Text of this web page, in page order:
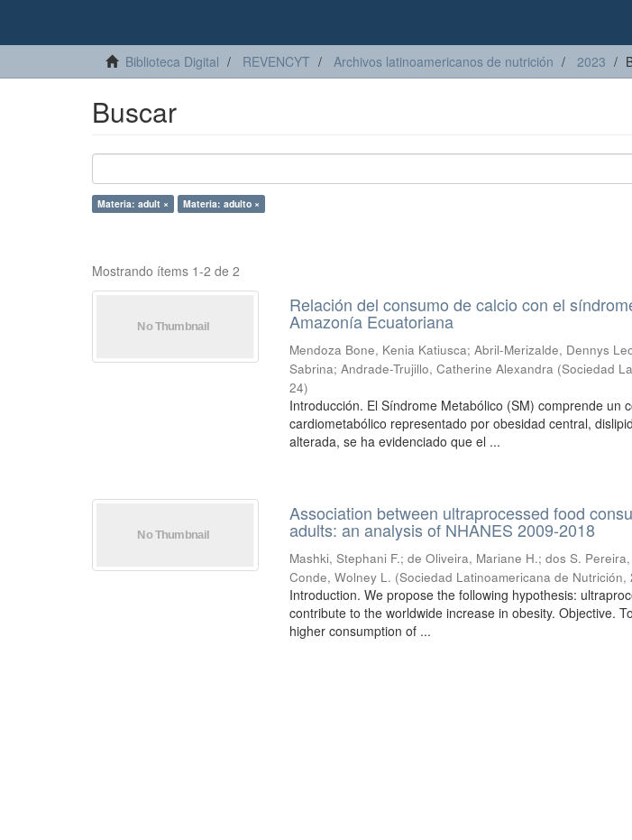
Biblioteca Digital REVENCYT Archivos latinoamericanos de nutrición 2023
Buscar
Materia: adult × Materia: adulto ×
Mostrando ítems 1-2 de 2
Relación del consumo de calcio con el
Amazonía Ecuatoriana
Mendoza Bone, Kenia Katiusca;Abril-Merizalde, Dennys
Sabrina;Andrade-Trujillo, Catherine Alexandra (Sociedad
24)
Introducción. El Síndrome Metabólico (SM) comprende un
cardiometabólico representado por obesidad central,
alterada, se ha evidenciado que el ...
Association between ultraprocessed food
adults: an analysis of NHANES 2009-2018
Mashki, Stephani F.;de Oliveira, Mariane H.;dos S.
Conde, Wolney L. (Sociedad Latinoamericana de Nutrición,
Introduction. We propose the following hypothesis:
contribute to the worldwide increase in obesity. Objective.
higher consumption of ...